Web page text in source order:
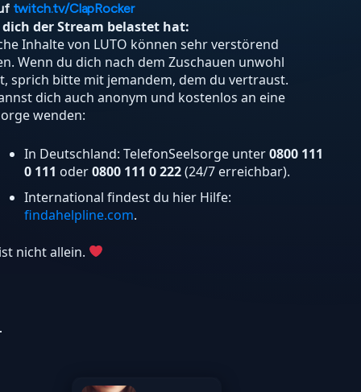
twitch.tv/ClapRocker
dich der Stream belastet hat:
Inhalte von LUTO können sehr verstörend
Wenn du dich nach dem Zuschauen unwohl
sprich bitte mit jemandem, dem du vertraust.
dich auch anonym und kostenlos an eine
wenden:
In Deutschland: TelefonSeelsorge unter0800 111
0 111 oder0800 111 0 222(24/7 erreichbar).
International findest du hier Hilfe:
findahelpline.com.
nicht allein.